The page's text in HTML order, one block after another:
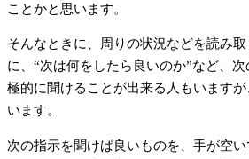
ことかと思います。
そんなときに、周りの状況などを読み
に、“次は何をしたら良いのか”など、
極的に聞けることが出来る人もいます
います。
次の指示を聞けば良いものを、手が空